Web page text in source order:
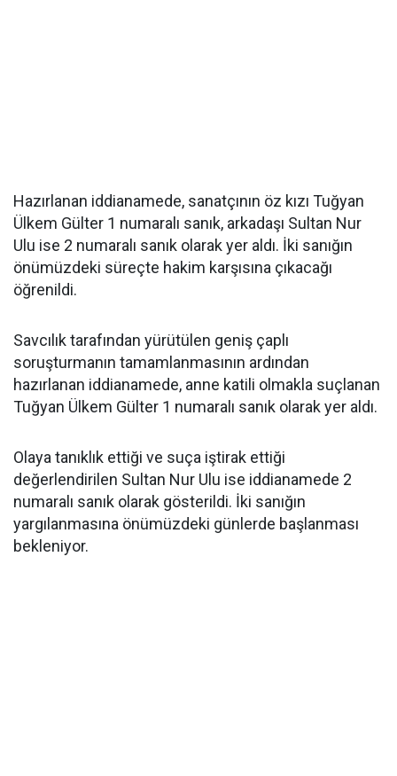
Hazırlanan iddianamede, sanatçının öz kızı Tuğyan
Ülkem Gülter 1 numaralı sanık, arkadaşı Sultan Nur
Ulu ise 2 numaralı sanık olarak yer aldı. İki sanığın
önümüzdeki süreçte hakim karşısına çıkacağı
öğrenildi.
Savcılık tarafından yürütülen geniş çaplı
soruşturmanın tamamlanmasının ardından
hazırlanan iddianamede, anne katili olmakla suçlanan
Tuğyan Ülkem Gülter 1 numaralı sanık olarak yer aldı.
Olaya tanıklık ettiği ve suça iştirak ettiği
değerlendirilen Sultan Nur Ulu ise iddianamede 2
numaralı sanık olarak gösterildi. İki sanığın
yargılanmasına önümüzdeki günlerde başlanması
bekleniyor.